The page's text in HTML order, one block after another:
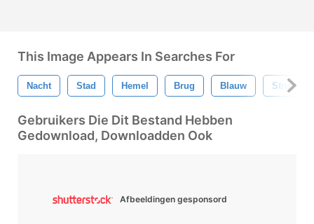
This Image Appears In Searches For
Nacht Stad Hemel Brug Blauw Structuur
Gebruikers Die Dit Bestand Hebben
Gedownload, Downloadden Ook
Afbeeldingen gesponsord